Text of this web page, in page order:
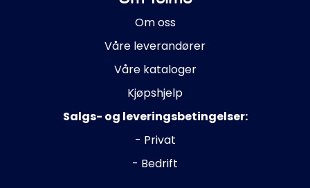
Om oss
Våre leverandører
Våre kataloger
Kjøpshjelp
Salgs- og leveringsbetingelser:
- Privat
- Bedrift